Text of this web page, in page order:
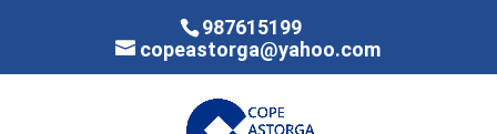
987615199
copeastorga@yahoo.com